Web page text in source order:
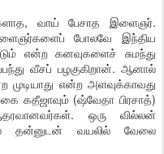
வாய் பேசாத இளைஞர்.
போலவே இந்திய
என்ற கனவுகளைச் சுமந்து
வீசப் பழகுகிறான். ஆனால்
முடியாது என்ற அளவுக்காவது
கதீஜாவும் (ஷ்வேதா பிரசாத்)
ஒரு வில்லன்
தன்னுடன் வயலில் வேலை